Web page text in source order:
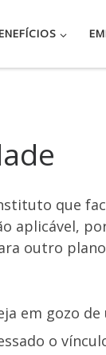
que
aplicável,
outro
em gozo
o